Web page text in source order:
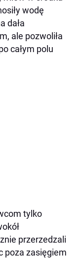
wodę
dała
ale pozwoliła
całym polu
tylko
przerzedzali
poza zasięgiem